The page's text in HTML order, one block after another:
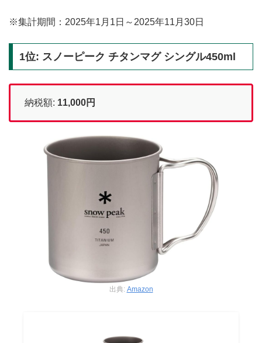
※集計期間：2025年1月1日～2025年11月30日
1位: スノーピーク チタンマグ シングル450ml
納税額: 11,000円
出典: Amazon